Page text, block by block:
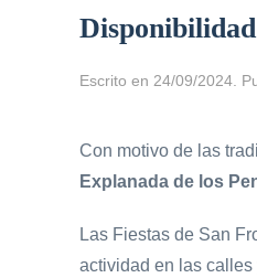
Escrito en 24/09/2024 .
Con motivo de las
Explanada de los
Las Fiestas de San
actividad en las